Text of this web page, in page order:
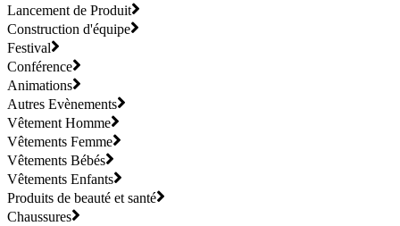
Lancement de Produit
Construction d'équipe
Festival
Conférence
Animations
Autres Evènements
Vêtement Homme
Vêtements Femme
Vêtements Bébés
Vêtements Enfants
Produits de beauté et santé
Chaussures